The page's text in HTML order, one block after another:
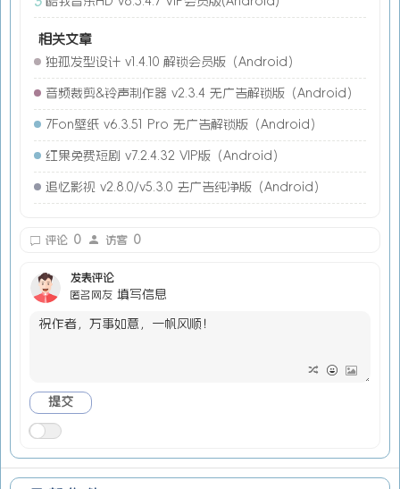
相关文章
独孤发型设计 v1.4.10 解锁会员版（Android）
音频裁剪&铃声制作器 v2.3.4 无广告解锁版（Android）
7Fon壁纸 v6.3.51 Pro 无广告解锁版（Android）
红果免费短剧 v7.2.4.32 VIP版（Android）
追忆影视 v2.8.0/v5.3.0 去广告纯净版（Android）
评论 0 访客 0
发表评论
匿名网友 填写信息